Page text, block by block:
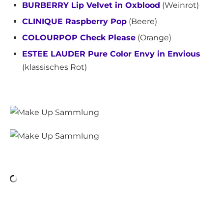
BURBERRY Lip Velvet in Oxblood (Weinrot)
CLINIQUE Raspberry Pop (Beere)
COLOURPOP Check Please (Orange)
ESTEE LAUDER Pure Color Envy in Envious
(klassisches Rot)